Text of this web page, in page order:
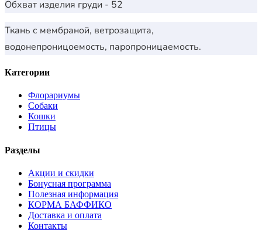
Обхват изделия груди - 52
Ткань с мембраной, ветрозащита,
водонепроницоемость, паропроницаемость.
Категории
Флорариумы
Собаки
Кошки
Птицы
Разделы
Акции и скидки
Бонусная программа
Полезная информация
КОРМА БАФФИКО
Доставка и оплата
Контакты